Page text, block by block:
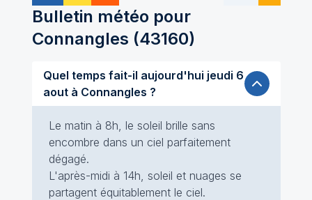
Bulletin météo pour
Connangles (43160)
Quel temps fait-il aujourd'hui jeudi 6
aout à Connangles ?
Le matin à 8h, le soleil brille sans
encombre dans un ciel parfaitement
dégagé.
L'après-midi à 14h, soleil et nuages se
partagent équitablement le ciel.